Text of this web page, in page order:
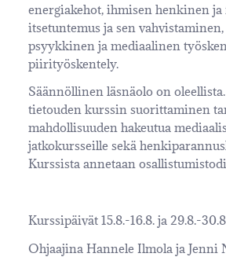
energiakehot, ihmisen henkinen
itsetuntemus ja sen
psyykkinen ja mediaalinen
piirityöskentely.
Säännöllinen läsnäolo on
tietouden kurssin suorittaminen
mahdollisuuden hakeutua
jatkokursseille sekä
Kurssista annetaan
Kurssipäivät 15.8.-16.8. ja 29.8.-
Ohjaajina Hannele Ilmola ja Jenni